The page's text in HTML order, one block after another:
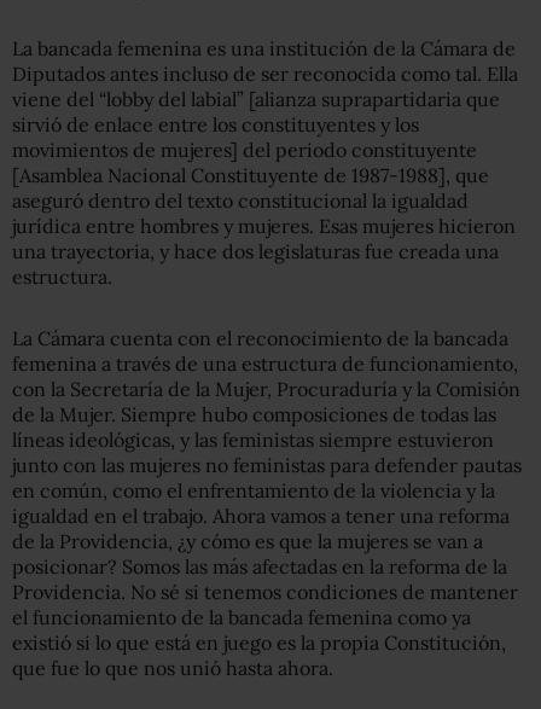
La bancada femenina es una institución de la Cámara de
Diputados antes incluso de ser reconocida como tal. Ella
viene del “lobby del labial” [alianza suprapartidaria que
sirvió de enlace entre los constituyentes y los
movimientos de mujeres] del periodo constituyente
[Asamblea Nacional Constituyente de 1987-1988], que
aseguró dentro del texto constitucional la igualdad
jurídica entre hombres y mujeres. Esas mujeres hicieron
una trayectoria, y hace dos legislaturas fue creada una
estructura.
La Cámara cuenta con el reconocimiento de la bancada
femenina a través de una estructura de funcionamiento,
con la Secretaría de la Mujer, Procuraduría y la Comisión
de la Mujer. Siempre hubo composiciones de todas las
líneas ideológicas, y las feministas siempre estuvieron
junto con las mujeres no feministas para defender pautas
en común, como el enfrentamiento de la violencia y la
igualdad en el trabajo. Ahora vamos a tener una reforma
de la Providencia, ¿y cómo es que la mujeres se van a
posicionar? Somos las más afectadas en la reforma de la
Providencia. No sé si tenemos condiciones de mantener
el funcionamiento de la bancada femenina como ya
existió si lo que está en juego es la propia Constitución,
que fue lo que nos unió hasta ahora.